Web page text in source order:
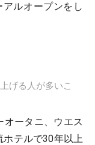
ルオープンをし
げる人が多いこ
オータニ、ウエス
ホテルで30年以上